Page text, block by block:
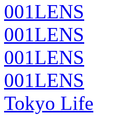
001LENS
001LENS
001LENS
001LENS
Tokyo Life